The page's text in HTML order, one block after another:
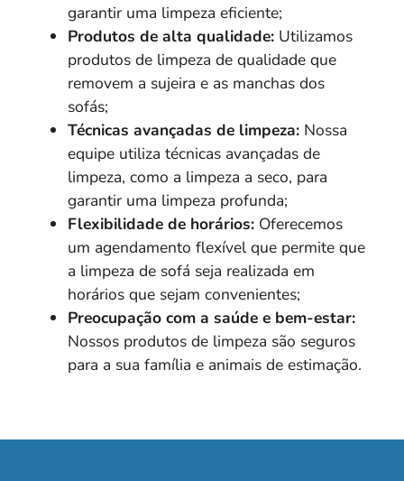
garantir uma limpeza eficiente;
Produtos de alta qualidade: Utilizamos
produtos de limpeza de qualidade que
removem a sujeira e as manchas dos
sofás;
Técnicas avançadas de limpeza: Nossa
equipe utiliza técnicas avançadas de
limpeza, como a limpeza a seco, para
garantir uma limpeza profunda;
Flexibilidade de horários: Oferecemos
um agendamento flexível que permite que
a limpeza de sofá seja realizada em
horários que sejam convenientes;
Preocupação com a saúde e bem-estar:
Nossos produtos de limpeza são seguros
para a sua família e animais de estimação.